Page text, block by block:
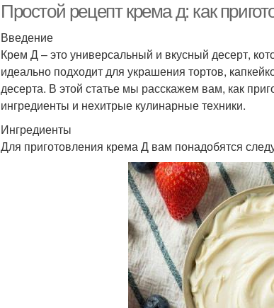
Простой рецепт крема д: как
Введение
Крем Д – это универсальный и вкусный десерт,
идеально подходит для украшения тортов,
десерта. В этой статье мы расскажем вам, как
ингредиенты и нехитрые кулинарные техники.
Ингредиенты
Для приготовления крема Д вам понадобятся